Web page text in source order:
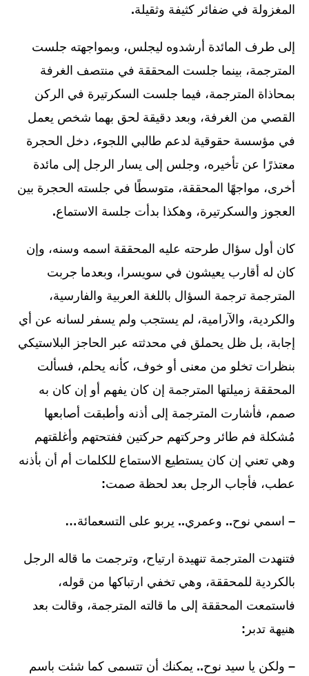
المغزولة في ضفائر كثيفة وثقيلة.
إلى طرف المائدة أرشدوه ليجلس، وبمواجهته جلست
المترجمة، بينما جلست المحققة في منتصف الغرفة
بمحاذاة المترجمة، فيما جلست السكرتيرة في الركن
القصي من الغرفة، وبعد دقيقة لحق بهما شخص يعمل
في مؤسسة حقوقية لدعم طالبي اللجوء، دخل الحجرة
معتذرًا عن تأخيره، وجلس إلى يسار الرجل إلى مائدة
أخرى، مواجهًا المحققة، متوسطًا في جلسته الحجرة بين
العجوز والسكرتيرة، وهكذا بدأت جلسة الاستماع.
كان أول سؤال طرحته عليه المحققة اسمه وسنه، وإن
كان له أقارب يعيشون في سويسرا، وبعدما جربت
المترجمة ترجمة السؤال باللغة العربية والفارسية،
والكردية، والآرامية، لم يستجب ولم يسفر لسانه عن أي
إجابة، بل ظل يحملق في محدثته عبر الحاجز البلاستيكي
بنظرات تخلو من معنى أو خوف، كأنه يحلم، فسألت
المحققة زميلتها المترجمة إن كان يفهم أو إن كان به
صمم، فأشارت المترجمة إلى أذنه وأطبقت أصابعها
مُشكلة فم طائر وحركتهم حركتين ففتحتهم وأغلقتهم
وهي تعني إن كان يستطيع الاستماع للكلمات أم أن بأذنه
عطب، فأجاب الرجل بعد لحظة صمت:
– اسمي نوح.. وعمري.. يربو على التسعمائة…
فتنهدت المترجمة تنهيدة ارتياح، وترجمت ما قاله الرجل
بالكردية للمحققة، وهي تخفي ارتباكها من قوله،
فاستمعت المحققة إلى ما قالته المترجمة، وقالت بعد
هنيهة تدبر :
– ولكن يا سيد نوح.. يمكنك أن تتسمى كما شئت باسم